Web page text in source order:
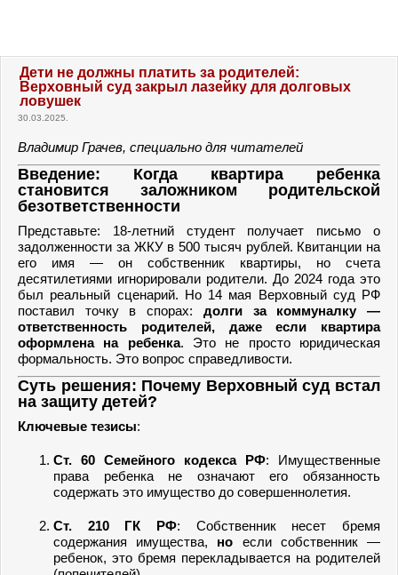
Дети не должны платить за родителей:
Верховный суд закрыл лазейку для долговых
ловушек
30.03.2025.
Владимир Грачев, специально для читателей
Введение: Когда квартира ребенка
становится заложником родительской
безответственности
Представьте: 18-летний студент получает письмо о
задолженности за ЖКУ в 500 тысяч рублей. Квитанции на
его имя — он собственник квартиры, но счета
десятилетиями игнорировали родители. До 2024 года это
был реальный сценарий. Но 14 мая Верховный суд РФ
поставил точку в спорах: долги за коммуналку —
ответственность родителей, даже если квартира
оформлена на ребенка. Это не просто юридическая
формальность. Это вопрос справедливости.
Суть решения: Почему Верховный суд встал
на защиту детей?
Ключевые тезисы:
Ст. 60 Семейного кодекса РФ: Имущественные
права ребенка не означают его обязанность
содержать это имущество до совершеннолетия.
Ст. 210 ГК РФ: Собственник несет бремя
содержания имущества, но если собственник —
ребенок, это бремя перекладывается на родителей